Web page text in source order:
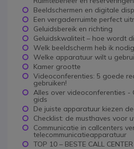
Beeldschermen en digitale
Een vergaderruimte perfect
Geluidsbereik en richting
Geluidskwaliteit – hoe wordt
Welk beeldscherm heb ik
Welke apparatuur wilt u
Kamer grootte
Videoconferenties: 5 goede
gebruiken!
Alles over videoconferenties -
gids
De juiste apparatuur kiezen
Checklist: de musthaves voor
Communicatie in callcenters
telecommunicatieapparatuur
TOP 10 – BESTE CALL